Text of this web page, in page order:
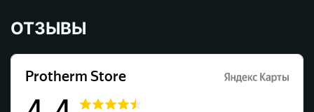
ОТЗЫВЫ